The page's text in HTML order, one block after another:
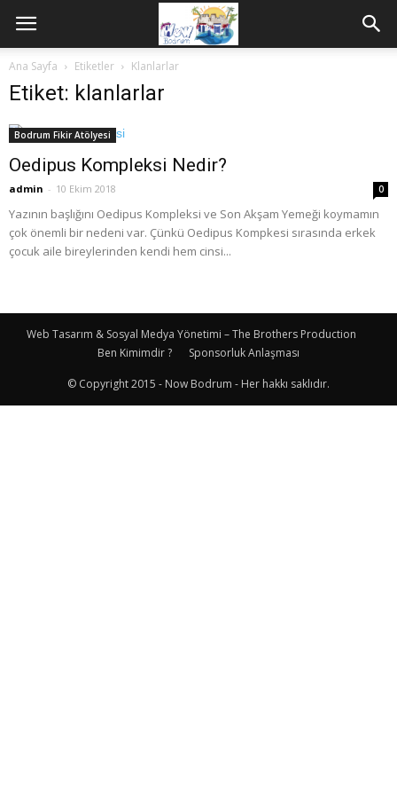
Ana Sayfa Etiketler Klanlarlar
Etiket: klanlarlar
Bodrum Fikir Atölyesi
Oedipus Kompleksi Nedir?
admin - 10 Ekim 2018 0
Yazının başlığını Oedipus Kompleksi ve Son Akşam Yemeği koymamın
çok önemli bir nedeni var. Çünkü Oedipus Kompkesi sırasında erkek
çocuk aile bireylerinden kendi hem cinsi...
Web Tasarım & Sosyal Medya Yönetimi – The Brothers Production
Ben Kimimdir ?
Sponsorluk Anlaşması
© Copyright 2015 - Now Bodrum - Her hakkı saklıdır.